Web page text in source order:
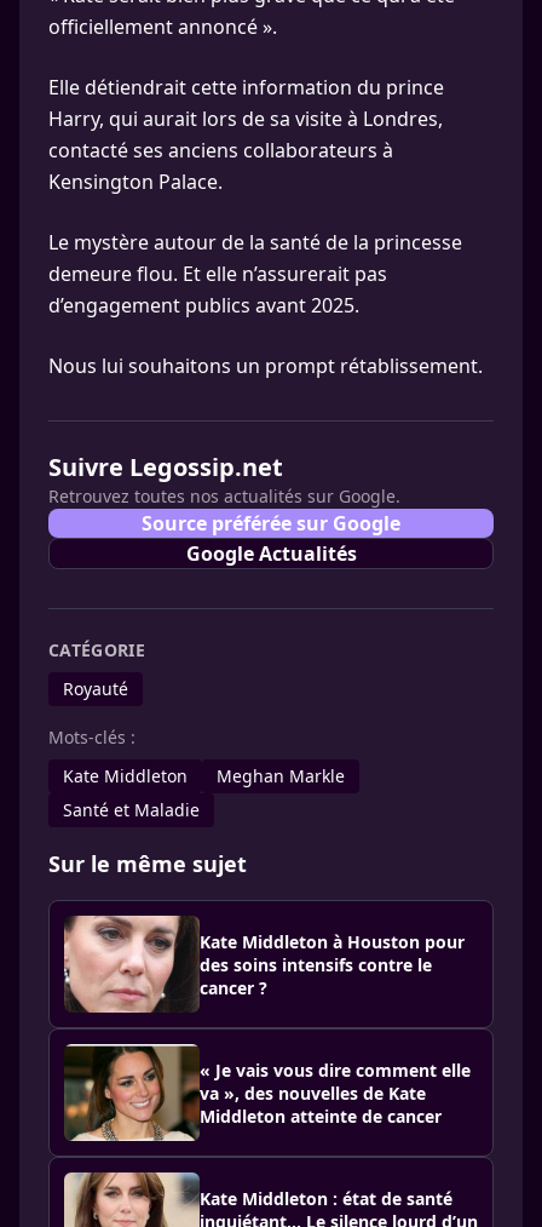
officiellement annoncé ».
Elle détiendrait cette information du prince
Harry, qui aurait lors de sa visite à Londres,
contacté ses anciens collaborateurs à
Kensington Palace.
Le mystère autour de la santé de la princesse
demeure flou. Et elle n’assurerait pas
d’engagement publics avant 2025.
Nous lui souhaitons un prompt rétablissement.
Suivre Legossip.net
Retrouvez toutes nos actualités sur Google.
Source préférée sur Google
Google Actualités
CATÉGORIE
Royauté
Mots-clés :
Kate Middleton
Meghan Markle
Santé et Maladie
Sur le même sujet
Kate Middleton à Houston pour
des soins intensifs contre le
cancer ?
« Je vais vous dire comment elle
va », des nouvelles de Kate
Middleton atteinte de cancer
Kate Middleton : état de santé
inquiétant... Le silence lourd d’un